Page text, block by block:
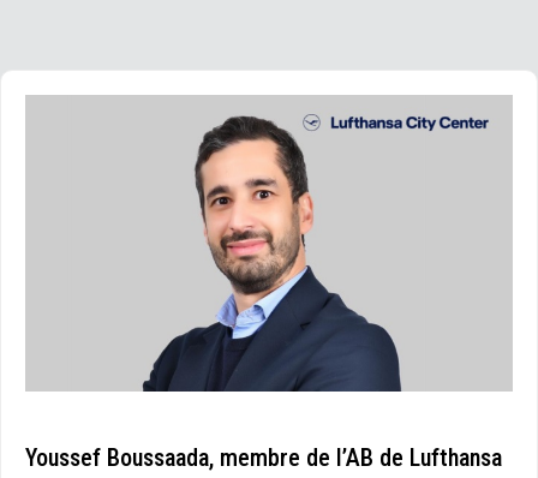
Youssef Boussaada, membre de l’AB de Lufthansa